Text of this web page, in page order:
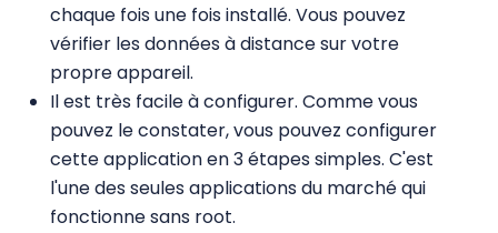
chaque fois une fois installé. Vous pouvez
vérifier les données à distance sur votre
propre appareil.
Il est très facile à configurer. Comme vous
pouvez le constater, vous pouvez configurer
cette application en 3 étapes simples. C'est
l'une des seules applications du marché qui
fonctionne sans root.